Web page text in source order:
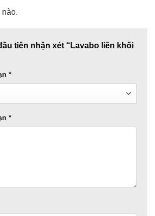
tiên nhận xét “Lavabo liền khối
*
*